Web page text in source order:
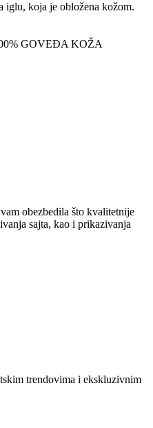
iglu, koja je obložena kožom.
GOVEĐA KOŽA
obezbedila što kvalitetnije
sajta, kao i prikazivanja
trendovima i ekskluzivnim